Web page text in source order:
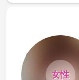
女性